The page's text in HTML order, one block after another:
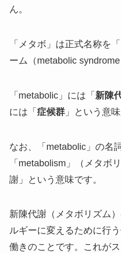
ん。
「メタボ」は正式名称を
ーム（metabolic syndrome
「metabolic」には「 新陳
には「 症候群」という意味
なお、「metabolic」の名
「metabolism」（メタボ
謝」という意味です。
新陳代謝（メタボリズム
ルギーに変えるために行
働きのことです。これが